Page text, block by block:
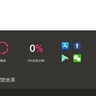
易 0%免息分期
效果